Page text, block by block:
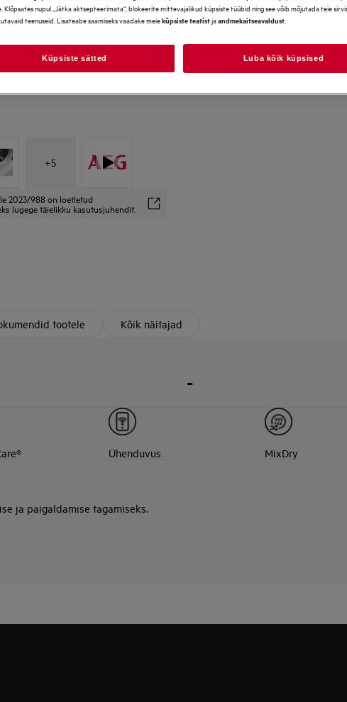
+5
2023/988 on loetletud
lugege täielikku kasutusjuhendit.
tootele Kõik näitajad
-
Ühenduvus MixDry
ja paigaldamise tagamiseks.
Klõpsates nupul „Jätka aktsepteerimata“, blokeerite mittevajalikud küpsiste tüübid ning see võib mõjutada teie
teenuseid. Lisateabe saamiseks vaadake meieküpsiste teatistjaandmekaitseavaldust
Küpsiste sätted Luba kõik küpsised